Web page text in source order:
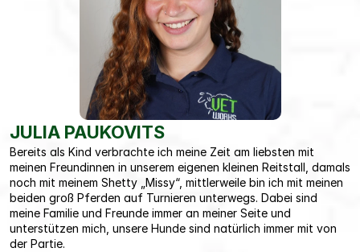
JULIA PAUKOVITS
Bereits als Kind verbrachte ich meine Zeit am liebsten mit
meinen Freundinnen in unserem eigenen kleinen Reitstall, damals
noch mit meinem Shetty „Missy“, mittlerweile bin ich mit meinen
beiden groß Pferden auf Turnieren unterwegs. Dabei sind
meine Familie und Freunde immer an meiner Seite und
unterstützen mich, unsere Hunde sind natürlich immer mit von
der Partie.